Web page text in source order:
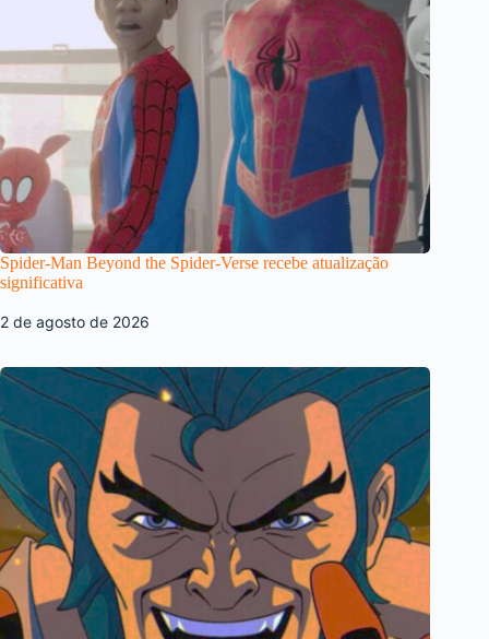
Spider-Man Beyond the Spider-Verse recebe atualização
significativa
2 de agosto de 2026